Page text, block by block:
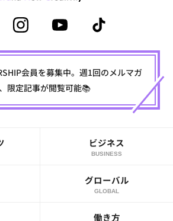
会員を募集中。週1回のメルマガ
限定記事が閲覧可能📚
ビジネス
BUSINESS
グローバル
GLOBAL
働き方